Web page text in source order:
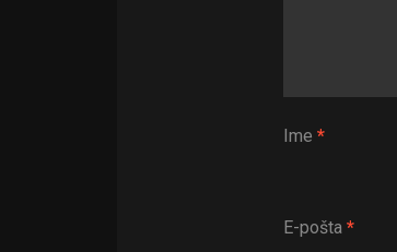
Ime *
E-pošta *